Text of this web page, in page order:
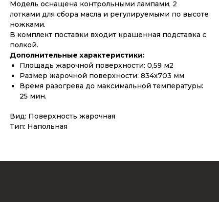
Модель оснащена контрольными лампами, 2
лотками для сбора масла и регулируемыми по высоте
ножками.
В комплект поставки входит крашенная подставка с
полкой.
Дополнительные характеристики:
Площадь жарочной поверхности: 0,59 м2
Размер жарочной поверхности: 834х703 мм
Время разогрева до максимальной температуры:
25 мин.
Вид: Поверхность жарочная
Тип: Напольная